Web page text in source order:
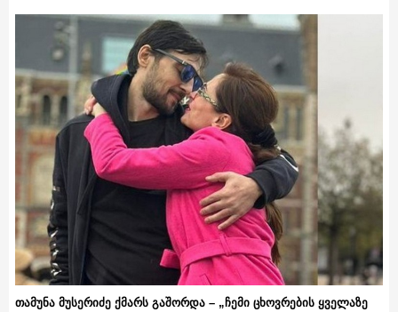
თამუნა მუსერიძე ქმარს გაშორდა – „ჩემი ცხოვრების ყველაზე